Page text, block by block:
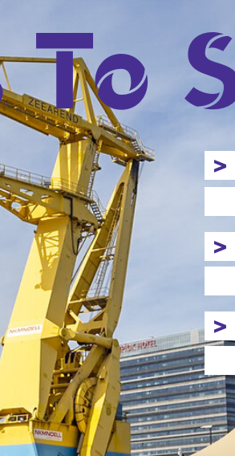
ARE WAYS
> ZEEHAVENDAGEN
BEGROET 20.000
> VICTORIA
'NA MODALE NU
> MARITIEM
MEER SCHEPEN